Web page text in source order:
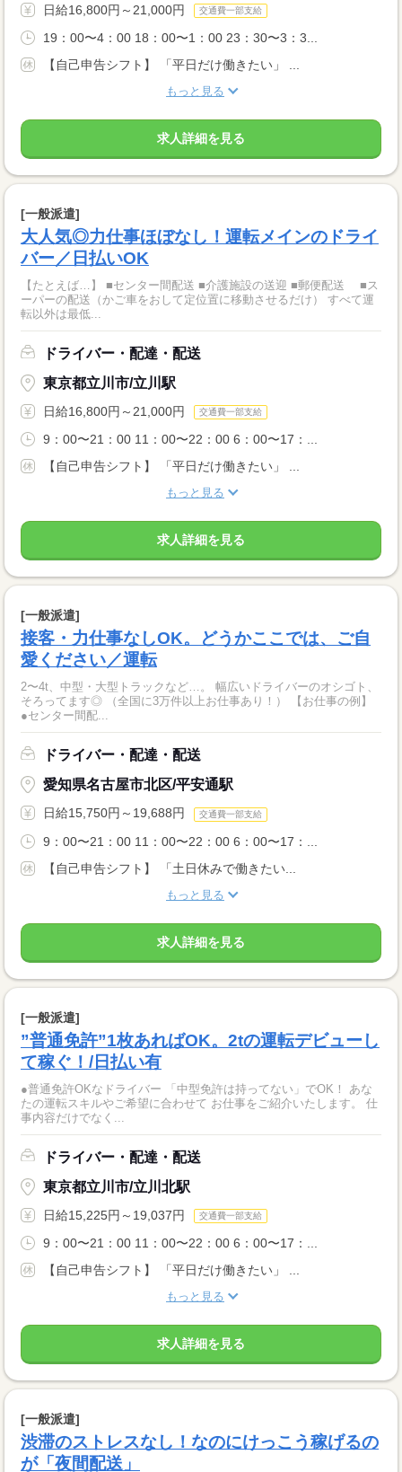
日給16,800円～21,000円 交通費一部支給
19：00〜4：00 18：00〜1：00 23：30〜3：3...
【自己申告シフト】 「平日だけ働きたい」 ...
もっと見る
求人詳細を見る
[一般派遣]
大人気◎力仕事ほぼなし！運転メインのドライ
バー／日払いOK
【たとえば…】 ■センター間配送 ■介護施設の送迎 ■郵便配送 ■ス
ーパーの配送（かご車をおして定位置に移動させるだけ） すべて運
転以外は最低...
ドライバー・配達・配送
東京都立川市/立川駅
日給16,800円～21,000円 交通費一部支給
9：00〜21：00 11：00〜22：00 6：00〜17：...
【自己申告シフト】 「平日だけ働きたい」 ...
もっと見る
求人詳細を見る
[一般派遣]
接客・力仕事なしOK。どうかここでは、ご自
愛ください／運転
2〜4t、中型・大型トラックなど…。 幅広いドライバーのオシゴト、
そろってます◎ （全国に3万件以上お仕事あり！） 【お仕事の例】
●センター間配...
ドライバー・配達・配送
愛知県名古屋市北区/平安通駅
日給15,750円～19,688円 交通費一部支給
9：00〜21：00 11：00〜22：00 6：00〜17：...
【自己申告シフト】 「土日休みで働きたい...
もっと見る
求人詳細を見る
[一般派遣]
”普通免許”1枚あればOK。2tの運転デビューし
て稼ぐ！/日払い有
●普通免許OKなドライバー 「中型免許は持ってない」でOK！ あな
たの運転スキルやご希望に合わせて お仕事をご紹介いたします。 仕
事内容だけでなく...
ドライバー・配達・配送
東京都立川市/立川北駅
日給15,225円～19,037円 交通費一部支給
9：00〜21：00 11：00〜22：00 6：00〜17：...
【自己申告シフト】 「平日だけ働きたい」 ...
もっと見る
求人詳細を見る
[一般派遣]
渋滞のストレスなし！なのにけっこう稼げるの
が「夜間配送」